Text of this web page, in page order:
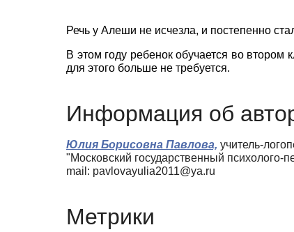
Речь у Алеши не исчезла, и постепенно
В этом году ребенок обучается во втором
для этого больше не требуется.
Информация об
Юлия Борисовна Павлова, учитель-
"Московский государственный психолого-
mail: pavlovayulia2011@ya.ru
Метрики